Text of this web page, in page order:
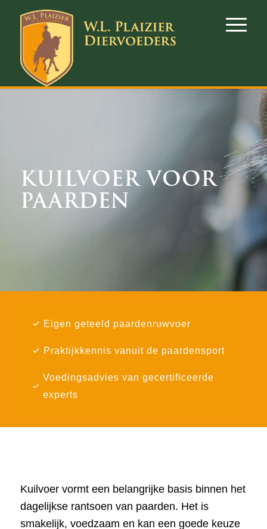
KUILVOER VOOR
PAARDEN
Eigen geteeld paardenruwvoer
Praktijkkennis vanuit de paardensport
Voedingsadvies van gecertificeerde
experts
Kuilvoer vormt een belangrijke basis binnen het
dagelijkse rantsoen van paarden. Het is
smakelijk, voedzaam en kan een goede keuze